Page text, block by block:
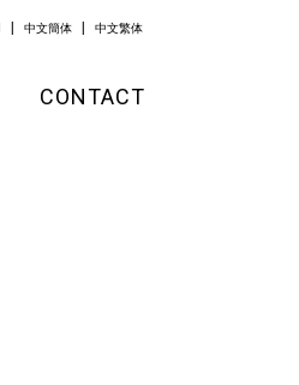
CONTACT
中文簡体 中文繁体